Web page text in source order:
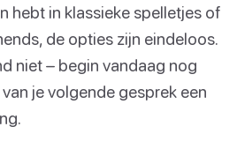
hebt in klassieke spelletjes of
de opties zijn eindeloos.
niet – begin vandaag nog
je volgende gesprek een